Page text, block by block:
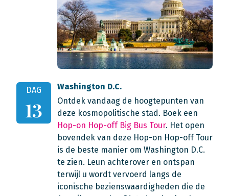
DAG
13
Washington D.C.
Ontdek vandaag de hoogtepunten van
deze kosmopolitische stad. Boek een
Hop-on Hop-off Big Bus Tour. Het open
bovendek van deze Hop-on Hop-off Tour
is de beste manier om Washington D.C.
te zien. Leun achterover en ontspan
terwijl u wordt vervoerd langs de
iconische bezienswaardigheden die de